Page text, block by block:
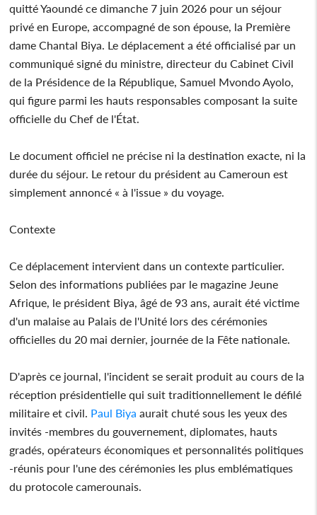
quitté Yaoundé ce dimanche 7 juin 2026 pour un séjour
privé en Europe, accompagné de son épouse, la Première
dame Chantal Biya. Le déplacement a été officialisé par un
communiqué signé du ministre, directeur du Cabinet Civil
de la Présidence de la République, Samuel Mvondo Ayolo,
qui figure parmi les hauts responsables composant la suite
officielle du Chef de l'État.
Le document officiel ne précise ni la destination exacte, ni la
durée du séjour. Le retour du président au Cameroun est
simplement annoncé « à l'issue » du voyage.
Contexte
Ce déplacement intervient dans un contexte particulier.
Selon des informations publiées par le magazine Jeune
Afrique, le président Biya, âgé de 93 ans, aurait été victime
d'un malaise au Palais de l'Unité lors des cérémonies
officielles du 20 mai dernier, journée de la Fête nationale.
D'après ce journal, l'incident se serait produit au cours de la
réception présidentielle qui suit traditionnellement le défilé
militaire et civil. Paul Biya aurait chuté sous les yeux des
invités -membres du gouvernement, diplomates, hauts
gradés, opérateurs économiques et personnalités politiques
-réunis pour l'une des cérémonies les plus emblématiques
du protocole camerounais.